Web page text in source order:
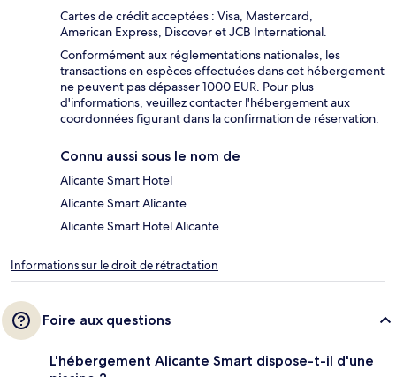
Cartes de crédit acceptées : Visa, Mastercard,
American Express, Discover et JCB International.
Conformément aux réglementations nationales, les
transactions en espèces effectuées dans cet hébergement
ne peuvent pas dépasser 1000 EUR. Pour plus
d'informations, veuillez contacter l'hébergement aux
coordonnées figurant dans la confirmation de réservation.
Connu aussi sous le nom de
Alicante Smart Hotel
Alicante Smart Alicante
Alicante Smart Hotel Alicante
Informations sur le droit de rétractation
Foire aux questions
L'hébergement Alicante Smart dispose-t-il d'une